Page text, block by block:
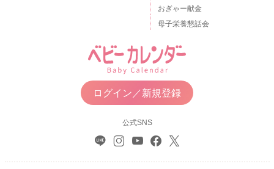
おぎゃー献金
母子栄養懇話会
ログイン／新規登録
公式SNS